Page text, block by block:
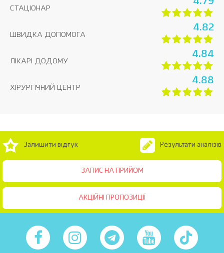
СТАЦІОНАР
ШВИДКА ДОПОМОГА
4.82
ЛІКАРІ ДОДОМУ
4.84
ХІРУРГІЧНИЙ ЦЕНТР
4.88
ЗАПИС НА ПРИЙОМ
Залишити відгук Результати аналізів
АКЦІЙНІ ПРОПОЗИЦІЇ